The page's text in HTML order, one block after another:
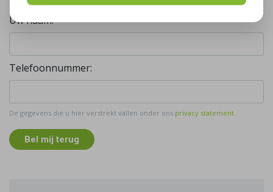
Uw naam:
Telefoonnummer:
De gegevens die u hier verstrekt vallen onder ons privacy statement.
Bel mij terug